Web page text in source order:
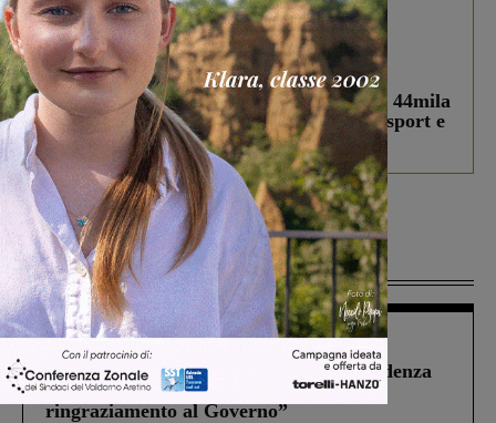
In vetrina 3 Agosto 2026
Estra Notizie agosto: Smart Cities, oltre 44mila
studenti coinvolti, torna il bando per lo sport e
debutta il podcast Estrair
Più lette
Figline Incisa Valdarno 1 Agosto 2026
Piscina di Figline finanziata oltre la scadenza
Pnrr, il gruppo di Fratelli d’Italia: “Un
ringraziamento al Governo”